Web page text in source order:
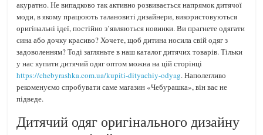
акуратно. Не випадково так активно розвивається напрямок дитячої
моди, в якому працюють талановиті дизайнери, використовуються
оригінальні ідеї, постійно з’являються новинки. Ви прагнете одягати
сина або дочку красиво? Хочете, щоб дитина носила свій одяг з
задоволенням? Тоді загляньте в наш каталог дитячих товарів. Тільки
у нас купити дитячий одяг оптом можна на цій сторінці
https://chebyrashka.com.ua/kupiti-dityachiy-odyag. Наполегливо
рекоменуємо спробувати саме магазин «Чебурашка», він вас не
підведе.
Дитячий одяг оригінального дизайну